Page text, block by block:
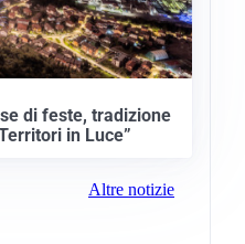
di feste, tradizione
in Luce”
Altre notizie